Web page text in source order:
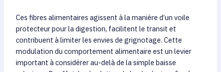
Ces fibres alimentaires agissent à la manière d’un voile
protecteur pour la digestion, facilitent le transit et
contribuent à limiter les envies de grignotage. Cette
modulation du comportement alimentaire est un levier
important à considérer au-delà de la simple baisse